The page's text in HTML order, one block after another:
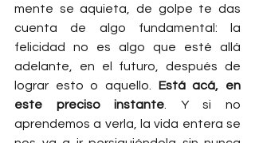
mente se aquieta, de golpe te das
cuenta de algo fundamental: la
felicidad no es algo que esté allá
adelante, en el futuro, después de
lograr esto o aquello. Está acá, en
este preciso instante . Y si no
aprendemos a verla, la vida entera se